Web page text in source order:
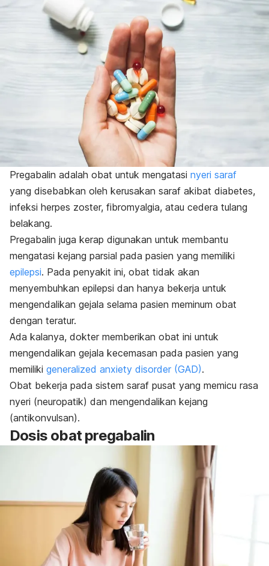
Pregabalin adalah obat untuk mengatasi nyeri saraf
yang disebabkan oleh kerusakan saraf akibat diabetes,
infeksi herpes zoster, fibromyalgia, atau cedera tulang
belakang.
Pregabalin juga kerap digunakan untuk membantu
mengatasi kejang parsial pada pasien yang memiliki
epilepsi. Pada penyakit ini, obat tidak akan
menyembuhkan epilepsi dan hanya bekerja untuk
mengendalikan gejala selama pasien meminum obat
dengan teratur.
Ada kalanya, dokter memberikan obat ini untuk
mengendalikan gejala kecemasan pada pasien yang
memiliki generalized anxiety disorder (GAD).
Obat bekerja pada sistem saraf pusat yang memicu rasa
nyeri (neuropatik) dan mengendalikan kejang
(antikonvulsan).
Dosis obat pregabalin